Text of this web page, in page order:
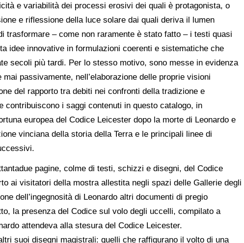
e variabilità dei processi erosivi dei quali è protagonista, o
e riflessione della luce solare dai quali deriva il lumen
trasformare – come non raramente è stato fatto – i testi quasi
idee innovative in formulazioni coerenti e sistematiche che
secoli più tardi. Per lo stesso motivo, sono messe in evidenza
passivamente, nell’elaborazione delle proprie visioni
del rapporto tra debiti nei confronti della tradizione e
contribuiscono i saggi contenuti in questo catalogo, in
europea del Codice Leicester dopo la morte di Leonardo e
vinciana della storia della Terra e le principali linee di
pagine, colme di testi, schizzi e disegni, del Codice
ai visitatori della mostra allestita negli spazi delle Gallerie degli
dell’ingegnosità di Leonardo altri documenti di pregio
la presenza del Codice sul volo degli uccelli, compilato a
attendeva alla stesura del Codice Leicester.
suoi disegni magistrali: quelli che raffigurano il volto di una